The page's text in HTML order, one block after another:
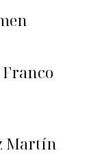
Franco
Martín